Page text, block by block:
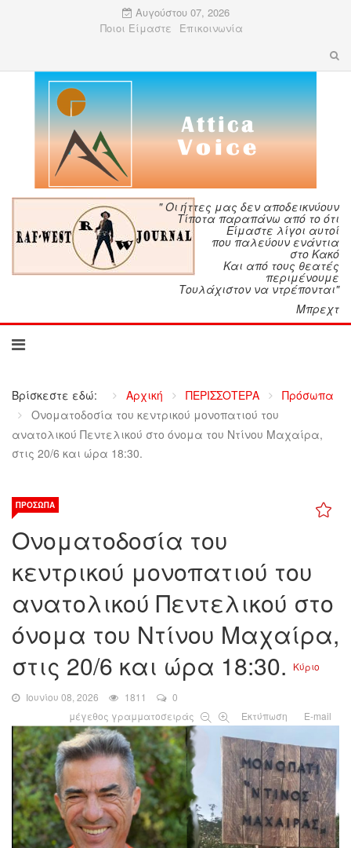
Αυγούστου 07, 2026
Ποιοι Είμαστε
Επικοινωνία
" Οι ήττες μας δεν αποδεικνύουν
Τίποτα παραπάνω από το ότι
Είμαστε λίγοι αυτοί
που παλεύουν ενάντια
στο Κακό
Και από τους θεατές
περιμένουμε
Τουλάχιστον να ντρέπονται"
Μπρεχτ
Βρίσκεστε εδώ: Αρχική ΠΕΡΙΣΣΟΤΕΡΑ
Πρόσωπα
Ονοματοδοσία του κεντρικού μονοπατιού του
ανατολικού Πεντελικού στο όνομα του Ντίνου Μαχαίρα,
στις 20/6 και ώρα 18:30.
ΠΡΌΣΩΠΑ
Ονοματοδοσία του
κεντρικού μονοπατιού του
ανατολικού Πεντελικού στο
όνομα του Ντίνου Μαχαίρα,
στις 20/6 και ώρα 18:30.
Κύριο
Ιουνίου 08, 2026 1811
0
μέγεθος γραμματοσειράς
Εκτύπωση E-mail